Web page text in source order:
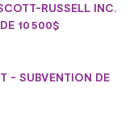
RUSSELL INC.
10 500$
- SUBVENTION DE